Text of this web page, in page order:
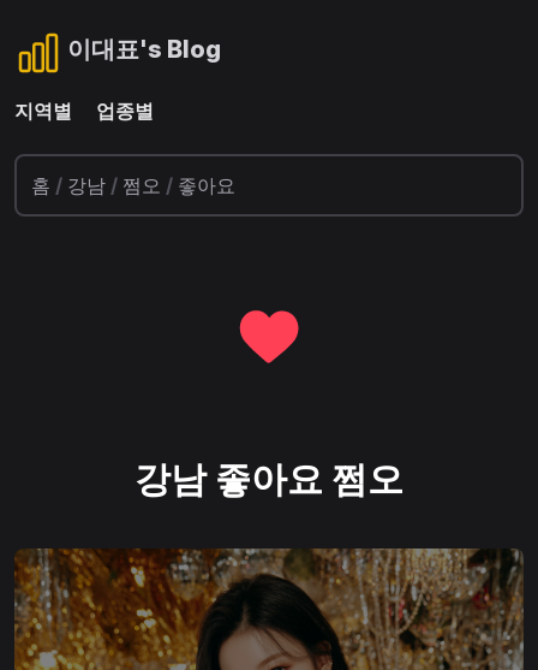
이대표's Blog
지역별 업종별
홈 / 강남 / 쩜오 / 좋아요
강남 좋아요 쩜오